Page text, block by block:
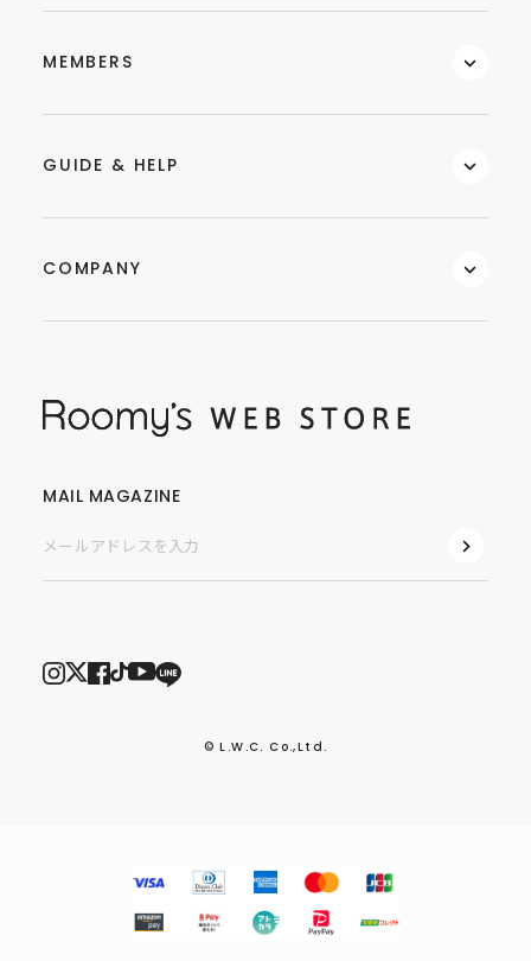
MEMBERS
GUIDE & HELP
COMPANY
MAIL MAGAZINE
© L.W.C. Co.,Ltd.